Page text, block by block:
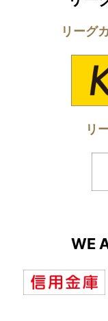
リーグ
リ
WE